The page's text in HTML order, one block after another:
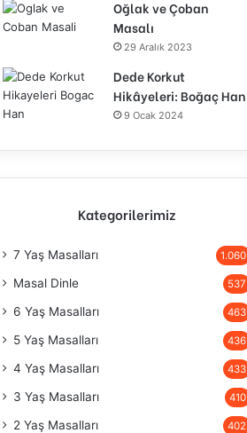
Oğlak ve Çoban
Masalı
29 Aralık 2023
Dede Korkut
Hikâyeleri: Boğaç Han
9 Ocak 2024
Kategorilerimiz
7 Yaş Masalları 1.060
Masal Dinle 537
6 Yaş Masalları 463
5 Yaş Masalları 436
4 Yaş Masalları 433
3 Yaş Masalları 410
2 Yaş Masalları 402